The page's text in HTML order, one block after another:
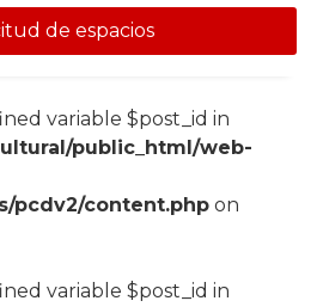
de espacios
variable $post_id in
public_html/web-
pcdv2/content.phpon
variable $post_id in